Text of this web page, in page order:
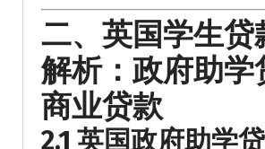
二、英国学生贷
解析：政府助学
商业贷款
2.1 英国政府助学